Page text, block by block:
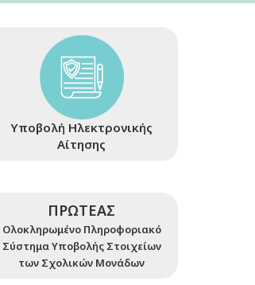
Υποβολή Ηλεκτρονικής
Αίτησης
ΠΡΩΤΕΑΣ
Ολοκληρωμένο Πληροφοριακό
Σύστημα Υποβολής Στοιχείων
των Σχολικών Μονάδων